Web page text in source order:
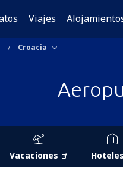
Viajes
Croacia
Vacaciones Hoteles